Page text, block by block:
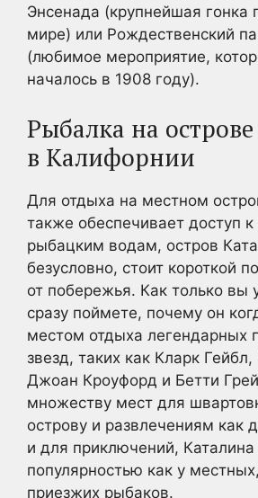
Энсенада (крупнейшая гонка
мире) или Рождественский
(любимое мероприятие,
началось в 1908 году).
Рыбалка на
в Калифорнии
Для отдыха на местном
также обеспечивает доступ
рыбацким водам, остров
безусловно, стоит короткой
от побережья. Как только вы
сразу поймете, почему он
местом отдыха легендарных
звезд, таких как Кларк
Джоан Кроуфорд и Бетти
множеству мест для
острову и развлечениям как
и для приключений, Каталина
популярностью как у
приезжих рыбаков.